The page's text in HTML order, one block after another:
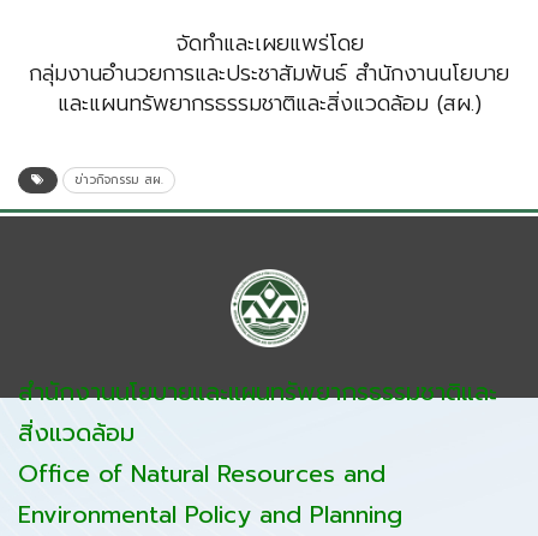
จัดทำและเผยแพร่โดย
กลุ่มงานอำนวยการและประชาสัมพันธ์ สำนักงานนโยบาย
และแผนทรัพยากรธรรมชาติและสิ่งแวดล้อม (สผ.)
ข่าวกิจกรรม สผ.
สำนักงานนโยบายและแผนทรัพยากรธรรมชาติและ
สิ่งแวดล้อม
Office of Natural Resources and
Environmental Policy and Planning